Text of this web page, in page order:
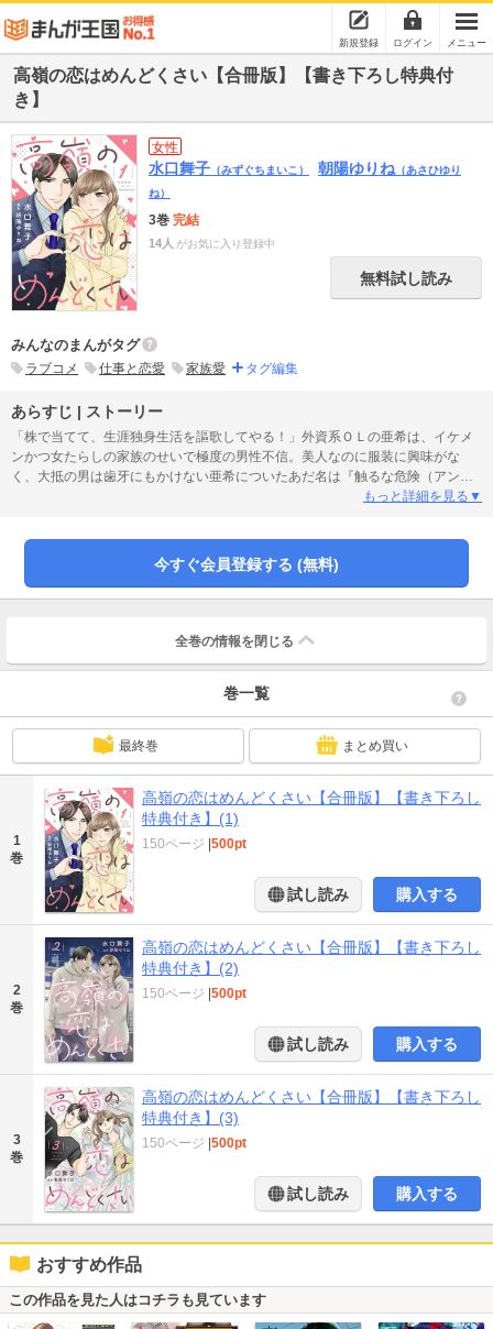
新規登録 ログイン メニュー
高嶺の恋はめんどくさい【合冊版】【書き下ろし特典付
き】
女性
水口舞子 （みずぐちまいこ） 朝陽ゆりね （あさひゆり
ね）
3巻 完結
14人 がお気に入り登録中
無料試し読み
みんなのまんがタグ
ラブコメ 仕事と恋愛 家族愛 タグ編集
あらすじ | ストーリー
「株で当てて、生涯独身生活を謳歌してやる！」外資系ＯＬの亜希は、イケメ
ンかつ女たらしの家族のせいで極度の男性不信。美人なのに服装に興味がな
く、大抵の男は歯牙にもかけない亜希についたあだ名は『触るな危険（アンタ
ッチャブル）な女』。ある日、そんな彼女の前にロンドン本店帰りのイケメン
は、逆に小田切の興味を引いてしまう。あの手この手で絡んでくる彼に断りを
入れようと、一度だけのつもりで食事に応じた亜希だが、いつの間にか言いく
るめられてお互いのために偽装交際することに…！？合冊版限定特典付き
（「高嶺の恋はめんどくさい」1～6話が収録されています）
もっと詳細を見る▼
今すぐ会員登録する (無料)
全巻の情報を 閉じる
巻一覧
最終巻 まとめ買い
1
巻
高嶺の恋はめんどくさい【合冊版】【書き下ろし
特典付き】(1)
150ページ 500pt
試し読み 購入する
2
巻
高嶺の恋はめんどくさい【合冊版】【書き下ろし
特典付き】(2)
150ページ 500pt
試し読み 購入する
3
巻
高嶺の恋はめんどくさい【合冊版】【書き下ろし
特典付き】(3)
150ページ 500pt
試し読み 購入する
おすすめ作品
この作品を見た人はコチラも見ています